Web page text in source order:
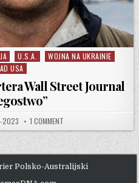
U.S.A.
WOJNA NA UKRAINIE
USA
Wall Street Journal
DATE:
2023 1 COMMENT ON ROSJA ZATRZYMAŁA
Polsko-Australijski